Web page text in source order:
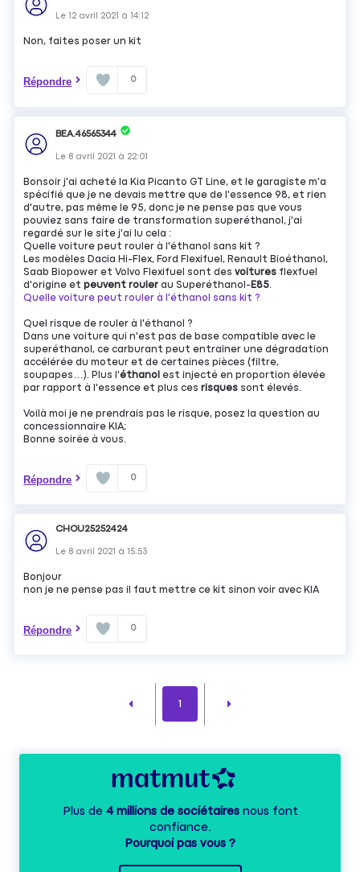
Le12 avril 2021 à14:12
Non, faites poser un kit
Répondre 0
BEA.46565344
Le 8 avril 2021 à 22:01
Bonsoir j'ai acheté la Kia Picanto GT Line, et le garagiste m'a
spécifié que je ne devais mettre que de l'essence 98, et rien
d'autre, pas même le 95, donc je ne pense pas que vous
pouviez sans faire de transformation superéthanol, j'ai
regardé sur le site j'ai lu cela :
Quelle voiture peut rouler à l'éthanol sans kit ?
Les modèles Dacia Hi-Flex, Ford Flexifuel, Renault Bioéthanol,
Saab Biopower et Volvo Flexifuel sont desvoitures flexfuel
d'origine etpeuvent rouler au Superéthanol- E85.
Quelle voiture peut rouler à l'éthanol sans kit ?
Quel risque de rouler à l'éthanol ?
Dans une voiture qui n'est pas de base compatible avec le
superéthanol, ce carburant peut entraîner une dégradation
accélérée du moteur et de certaines pièces (filtre,
soupapes…). Plus l'éthanol est injecté en proportion élevée
par rapport à l'essence et plus cesrisques sont élevés.
Voilà moi je ne prendrais pas le risque, posez la question au
concessionnaire KIA;
Bonne soirée à vous.
Répondre 0
CHOU25252424
Le 8 avril 2021 à15:53
Bonjour
non je ne pense pas il faut mettre ce kit sinon voir avec KIA
Répondre 0
1
Plus de 4 millions de sociétairesnous font
confiance.
Pourquoi pas vous ?